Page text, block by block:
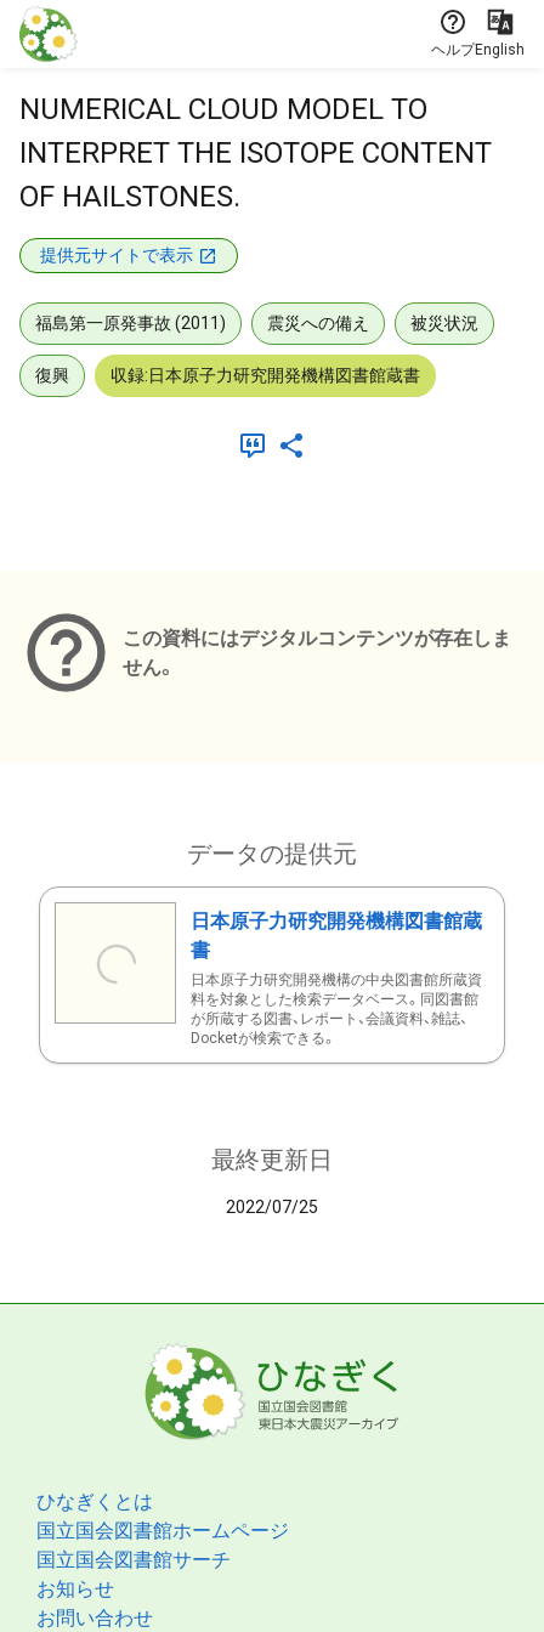
本文に飛ぶ
ヘルプEnglish
NUMERICAL CLOUD MODEL TO
INTERPRET THE ISOTOPE CONTENT
OF HAILSTONES.
提供元サイトで表示
福島第一原発事故 (2011) 震災への備え 被災状況
復興 収録:日本原子力研究開発機構図書館蔵書
この資料にはデジタルコンテンツが存在しま
せん。
データの提供元
日本原子力研究開発機構図書館蔵
書
日本原子力研究開発機構の中央図書館所蔵資
料を対象とした検索データベース。同図書館
が所蔵する図書、レポート、会議資料、雑誌、
Docketが検索できる。
最終更新日
2022/07/25
ひなぎくとは
国立国会図書館ホームページ
国立国会図書館サーチ
お知らせ
お問い合わせ